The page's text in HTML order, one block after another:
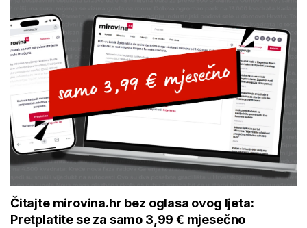
Čitajte mirovina.hr bez oglasa ovog ljeta:
Pretplatite se za samo 3,99 € mjesečno